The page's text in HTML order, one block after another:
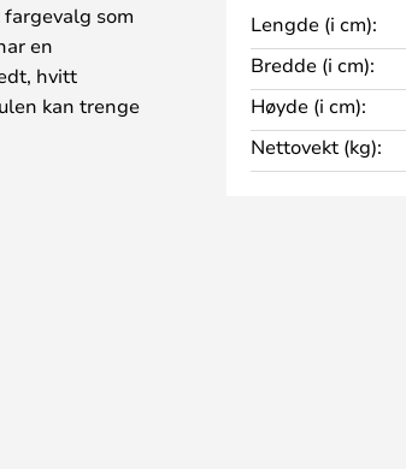
som
en
hvitt
kan trenge
godt lysinnfall.
egnet for
belastning
40W
Lengde (i cm):
Bredde (i cm):
Høyde (i cm):
Nettovekt (kg):